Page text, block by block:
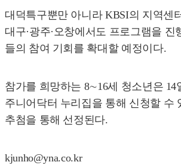
대덕특구뿐만 아니라 KBSI의 지역센
대구·광주·오창에서도 프로그램을 진
들의 참여 기회를 확대할 예정이다.
참가를 희망하는 8∼16세 청소년은 14
주니어닥터 누리집을 통해 신청할 수
추첨을 통해 선정된다.
kjunho@yna.co.kr